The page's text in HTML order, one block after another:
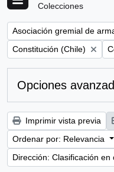
Colecciones
Remove filter:
Remove filter:
Constitución (Chile)
Opciones
Imprimir vista previa
Ordenar por: Relevancia
Dirección: Clasificación